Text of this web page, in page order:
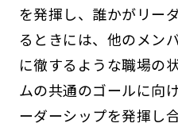
を発揮し、誰かがリー
るときには、他のメン
に徹するような職場の
ムの共通のゴールに向
ーダーシップを発揮し